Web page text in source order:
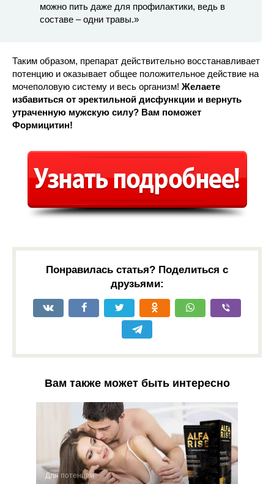
можно пить даже для профилактики, ведь в
составе – одни травы.»
Таким образом, препарат действительно восстанавливает
потенцию и оказывает общее положительное действие на
мочеполовую систему и весь организм! Желаете
избавиться от эректильной дисфункции и вернуть
утраченную мужскую силу? Вам поможет
Формицитин!
Понравилась статья? Поделиться с
друзьями:
Вам также может быть интересно
Для потенции